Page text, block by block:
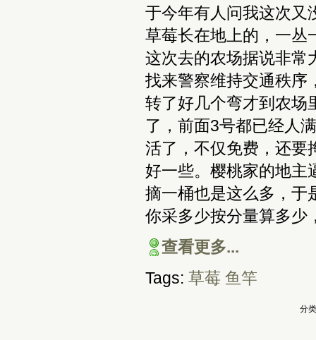
于今年有人问我这次又
草莓长在地上的，一丛
这次去的农场据说非常
找来警察维持交通秩序
转了好几个弯才到农场
了，前面3号都已经人
活了，不仅免费，还要
好一些。樱桃家的地主
摘一桶也是这么多，于
你采多少按分量算多少
查看更多...
Tags: 草莓 鱼竿
分